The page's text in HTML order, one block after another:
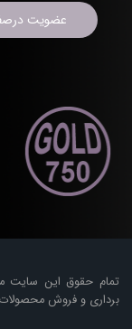
تمام حقوق این سایت
برداری و فروش محصولات
عضویت